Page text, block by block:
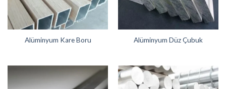
Alüminyum Kare Boru Alüminyum Düz Çubuk